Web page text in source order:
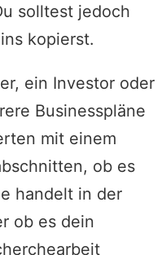
solltest jedoch
kopierst.
ein Investor oder
Businesspläne
mit einem
ob es
handelt in der
ob es dein